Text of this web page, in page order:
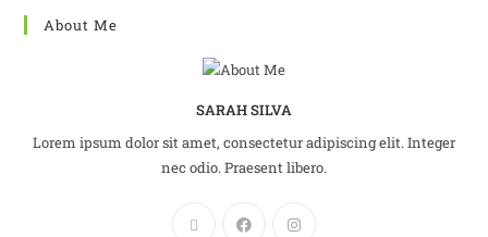
About Me
SARAH SILVA
Lorem ipsum dolor sit amet, consectetur adipiscing elit. Integer
nec odio. Praesent libero.